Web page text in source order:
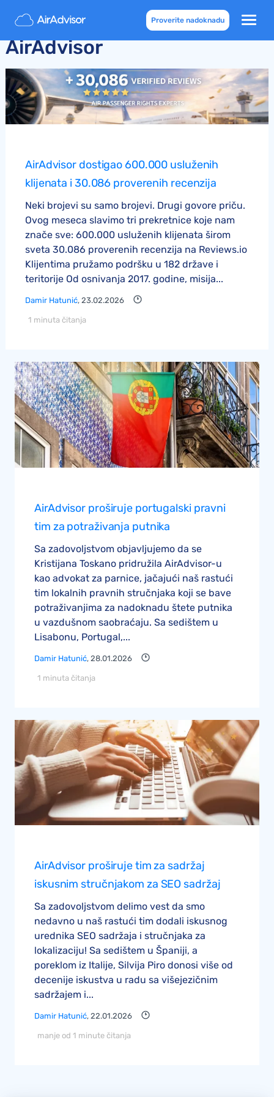
Proverite nadoknadu
Ažuriranja i vesti kompanije
AirAdvisor
AirAdvisor dostigao 600.000 usluženih
klijenata i 30.086 proverenih recenzija
Neki brojevi su samo brojevi. Drugi govore priču.
Ovog meseca slavimo tri prekretnice koje nam
znače sve: 600.000 usluženih klijenata širom
sveta 30.086 proverenih recenzija na Reviews.io
Klijentima pružamo podršku u 182 države i
teritorije Od osnivanja 2017. godine, misija...
Damir Hatunić, 23.02.2026
1 minuta čitanja
AirAdvisor proširuje portugalski pravni
tim za potraživanja putnika
Sa zadovoljstvom objavljujemo da se
Kristijana Toskano pridružila AirAdvisor-u
kao advokat za parnice, jačajući naš rastući
tim lokalnih pravnih stručnjaka koji se bave
potraživanjima za nadoknadu štete putnika
u vazdušnom saobraćaju. Sa sedištem u
Lisabonu, Portugal,...
Damir Hatunić, 28.01.2026
1 minuta čitanja
AirAdvisor proširuje tim za sadržaj
iskusnim stručnjakom za SEO sadržaj
Sa zadovoljstvom delimo vest da smo
nedavno u naš rastući tim dodali iskusnog
urednika SEO sadržaja i stručnjaka za
lokalizaciju! Sa sedištem u Španiji, a
poreklom iz Italije, Silvija Piro donosi više od
decenije iskustva u radu sa višejezičnim
sadržajem i...
Damir Hatunić, 22.01.2026
manje od 1 minute čitanja